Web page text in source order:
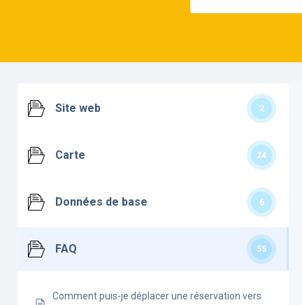
Site web 2
Carte 24
Données de base 6
FAQ 55
Comment puis-je déplacer une réservation vers